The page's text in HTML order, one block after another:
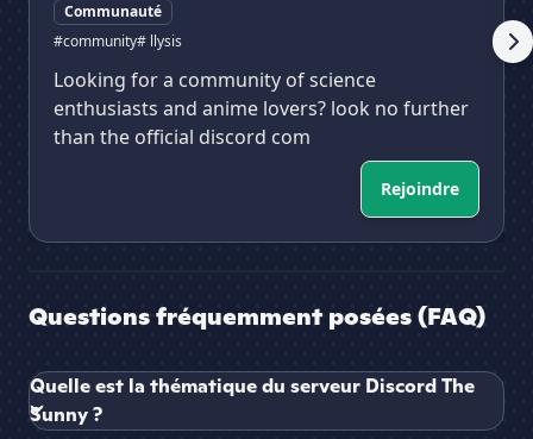
Communauté
#community# llysis
Looking for a community of science
enthusiasts and anime lovers? look no further
than the official discord com
Rejoindre
Questions fréquemment posées (FAQ)
Quelle est la thématique du serveur Discord The
Sunny ?